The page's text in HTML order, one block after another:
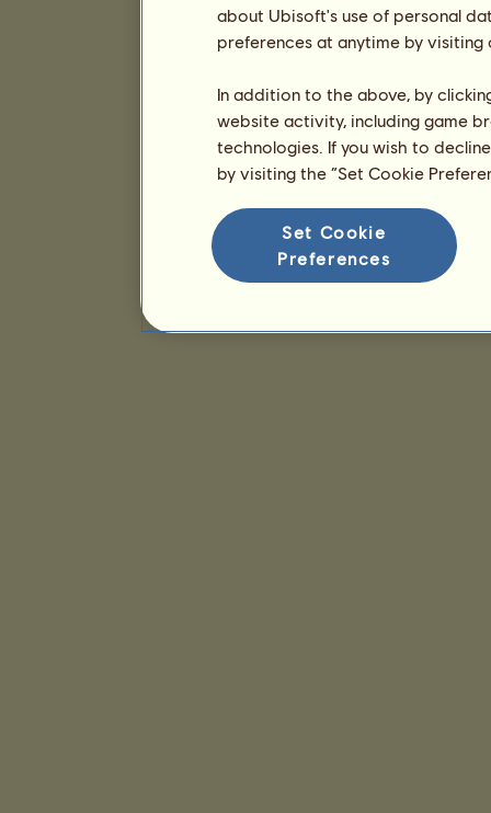
about Ubisoft's use of personal
preferences at anytime by
In addition to the above, by
website activity, including game
technologies. If you wish to
by visiting the “Set Cookie
Set Cookie
Preferences